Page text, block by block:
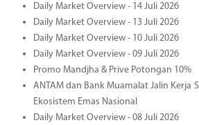
Daily Market Overview - 14 Juli 2026
Daily Market Overview - 13 Juli 2026
Daily Market Overview - 10 Juli 2026
Daily Market Overview - 09 Juli 2026
Promo Mandjha & Prive Potongan 10%
ANTAM dan Bank Muamalat Jalin Kerja
Ekosistem Emas Nasional
Daily Market Overview - 08 Juli 2026